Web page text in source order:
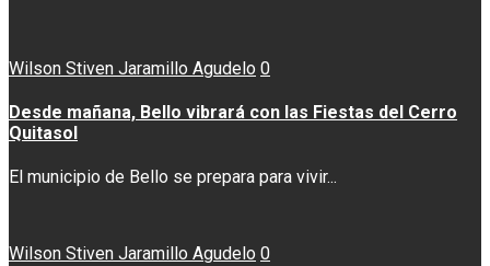
Wilson Stiven Jaramillo Agudelo 0
Desde mañana, Bello vibrará con las Fiestas del Cerro
Quitasol
El municipio de Bello se prepara para vivir...
Wilson Stiven Jaramillo Agudelo 0